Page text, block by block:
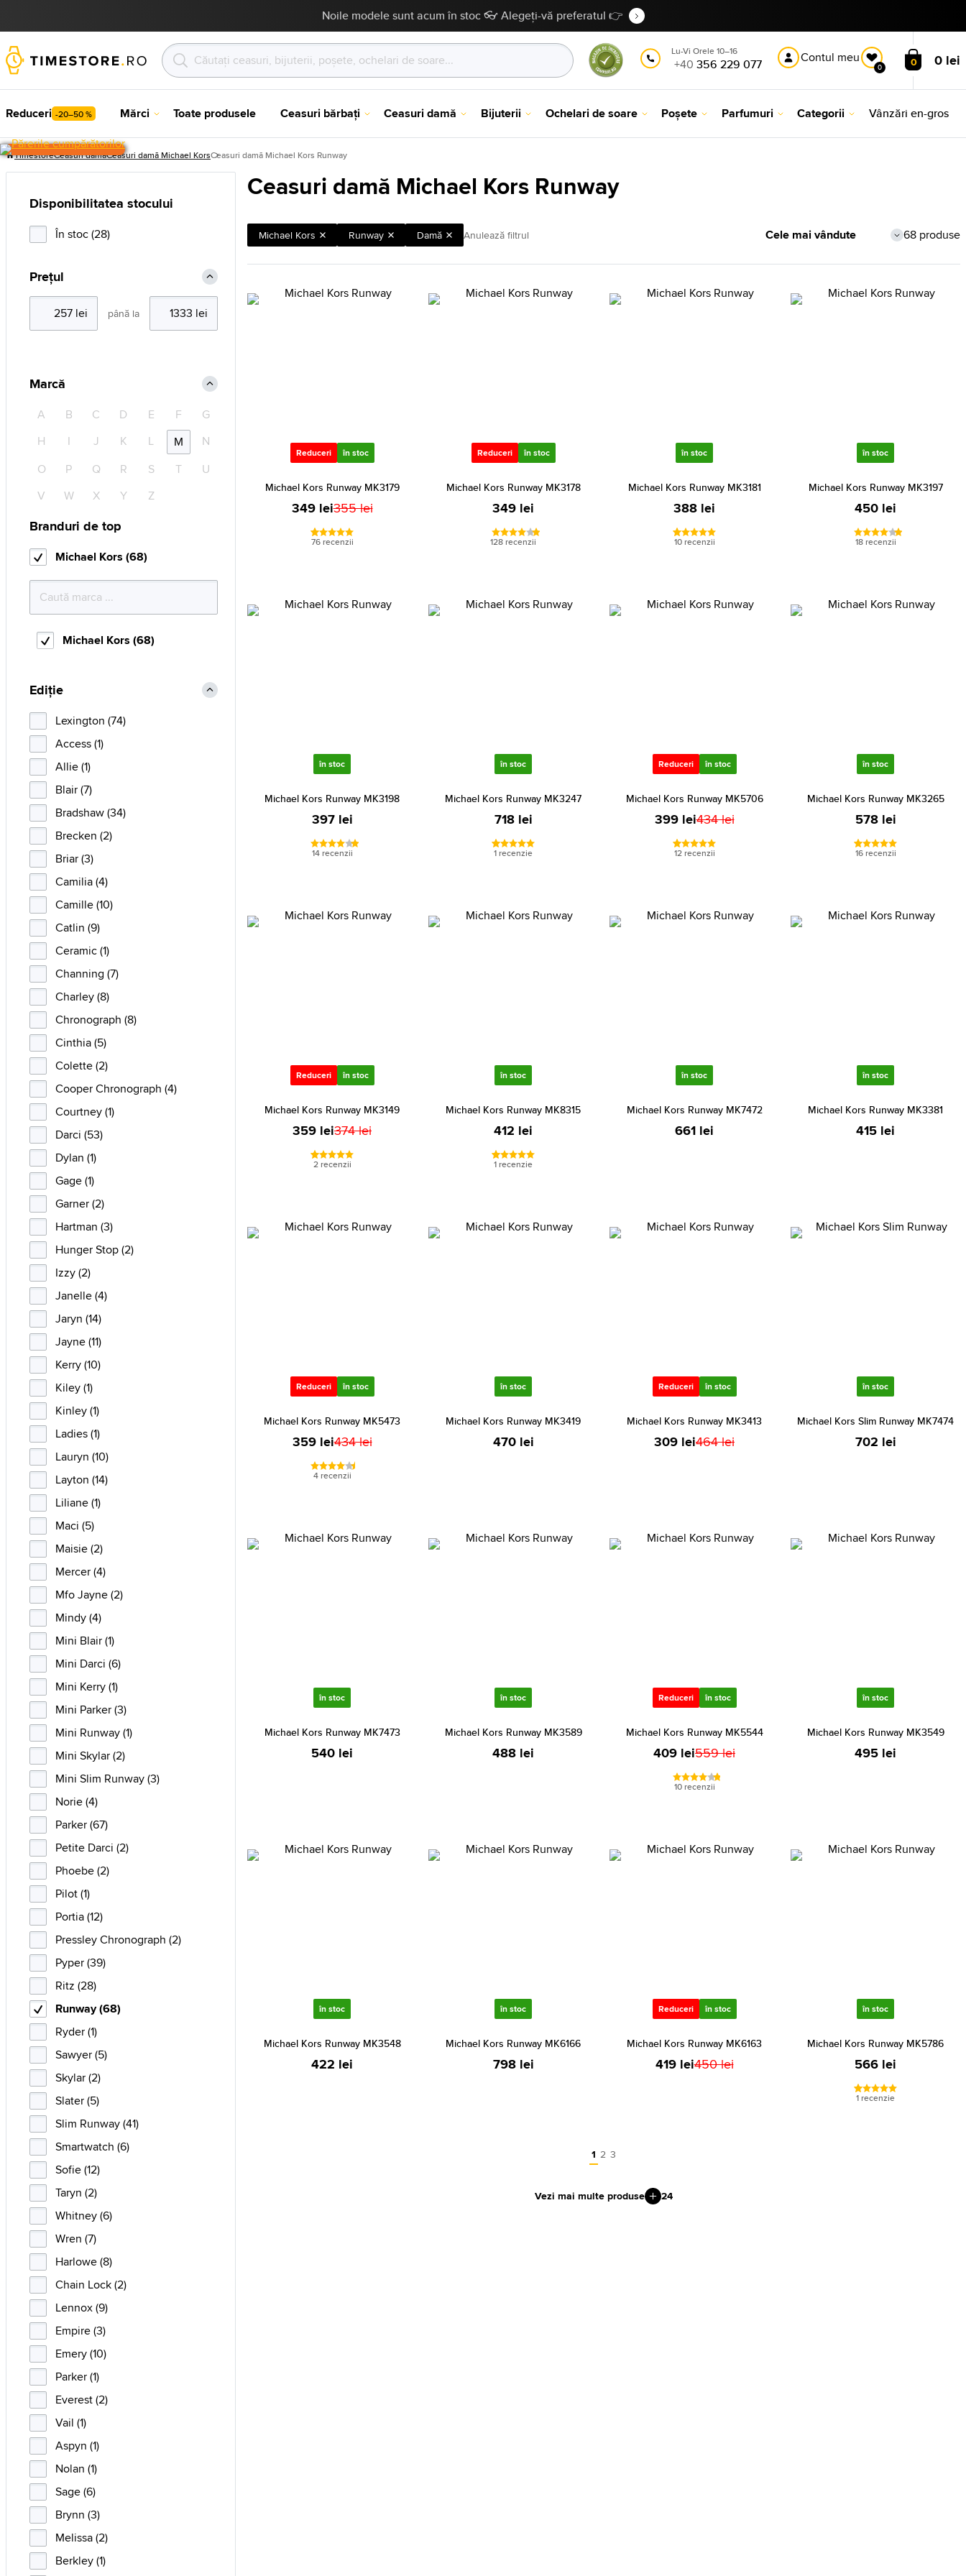
Noile modele sunt acum în stoc 👓 Alegeți-vă preferatul 👉
Lu-Vi Orele 10–16
+40 356 229 077 Contul meu
0 0 0 lei
Reduceri -20–50 % Mărci Toate produsele Ceasuri bărbați Ceasuri damă Bijuterii Ochelari de soare Poșete Parfumuri Categorii Vânzări en-gros
TimestoreCeasuri damăCeasuri damă Michael KorsCeasuri damă Michael Kors Runway
Ceasuri damă Michael Kors Runway
Michael Kors Runway Damă Anulează filtrul 68 produse
Reduceri în stoc
Michael Kors Runway MK3179
349 lei355 lei
76 recenzii
Reduceri în stoc
Michael Kors Runway MK3178
349 lei
128 recenzii
în stoc
Michael Kors Runway MK3181
388 lei
10 recenzii
în stoc
Michael Kors Runway MK3197
450 lei
18 recenzii
în stoc
Michael Kors Runway MK3198
397 lei
14 recenzii
în stoc
Michael Kors Runway MK3247
718 lei
1 recenzie
Reduceri în stoc
Michael Kors Runway MK5706
399 lei434 lei
12 recenzii
în stoc
Michael Kors Runway MK3265
578 lei
16 recenzii
Reduceri în stoc
Michael Kors Runway MK3149
359 lei374 lei
2 recenzii
în stoc
Michael Kors Runway MK8315
412 lei
1 recenzie
în stoc
Michael Kors Runway MK7472
661 lei
în stoc
Michael Kors Runway MK3381
415 lei
Reduceri în stoc
Michael Kors Runway MK5473
359 lei434 lei
4 recenzii
în stoc
Michael Kors Runway MK3419
470 lei
Reduceri în stoc
Michael Kors Runway MK3413
309 lei464 lei
în stoc
Michael Kors Slim Runway MK7474
702 lei
în stoc
Michael Kors Runway MK7473
540 lei
în stoc
Michael Kors Runway MK3589
488 lei
Reduceri în stoc
Michael Kors Runway MK5544
409 lei559 lei
10 recenzii
în stoc
Michael Kors Runway MK3549
495 lei
în stoc
Michael Kors Runway MK3548
422 lei
în stoc
Michael Kors Runway MK6166
798 lei
Reduceri în stoc
Michael Kors Runway MK6163
419 lei450 lei
în stoc
Michael Kors Runway MK5786
566 lei
1 recenzie
1 2 3
Vezi mai multe produse 24
Disponibilitatea stocului
În stoc (28)
Prețul
până la
Marcă
A B C D E F
G
H
I J K L M
N
O
P Q R S T
U
V
W X Y Z
Branduri de top
Michael Kors (68)
Michael Kors (68)
Ediție
Lexington (74)
Access (1)
Allie (1)
Blair (7)
Bradshaw (34)
Brecken (2)
Briar (3)
Camilia (4)
Camille (10)
Catlin (9)
Ceramic (1)
Channing (7)
Charley (8)
Chronograph (8)
Cinthia (5)
Colette (2)
Cooper Chronograph (4)
Courtney (1)
Darci (53)
Dylan (1)
Gage (1)
Garner (2)
Hartman (3)
Hunger Stop (2)
Izzy (2)
Janelle (4)
Jaryn (14)
Jayne (11)
Kerry (10)
Kiley (1)
Kinley (1)
Ladies (1)
Lauryn (10)
Layton (14)
Liliane (1)
Maci (5)
Maisie (2)
Mercer (4)
Mfo Jayne (2)
Mindy (4)
Mini Blair (1)
Mini Darci (6)
Mini Kerry (1)
Mini Parker (3)
Mini Runway (1)
Mini Skylar (2)
Mini Slim Runway (3)
Norie (4)
Parker (67)
Petite Darci (2)
Phoebe (2)
Pilot (1)
Portia (12)
Pressley Chronograph (2)
Pyper (39)
Ritz (28)
Runway (68)
Ryder (1)
Sawyer (5)
Skylar (2)
Slater (5)
Slim Runway (41)
Smartwatch (6)
Sofie (12)
Taryn (2)
Whitney (6)
Wren (7)
Harlowe (8)
Chain Lock (2)
Lennox (9)
Empire (3)
Emery (10)
Parker (1)
Everest (2)
Vail (1)
Aspyn (1)
Nolan (1)
Sage (6)
Brynn (3)
Melissa (2)
Berkley (1)